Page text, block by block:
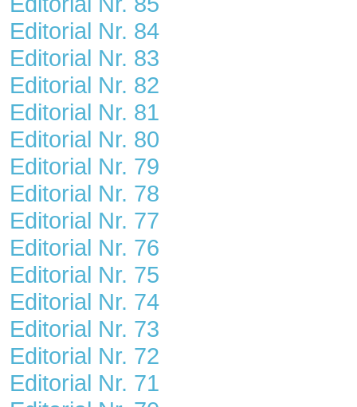
Editorial Nr. 84
Editorial Nr. 83
Editorial Nr. 82
Editorial Nr. 81
Editorial Nr. 80
Editorial Nr. 79
Editorial Nr. 78
Editorial Nr. 77
Editorial Nr. 76
Editorial Nr. 75
Editorial Nr. 74
Editorial Nr. 73
Editorial Nr. 72
Editorial Nr. 71